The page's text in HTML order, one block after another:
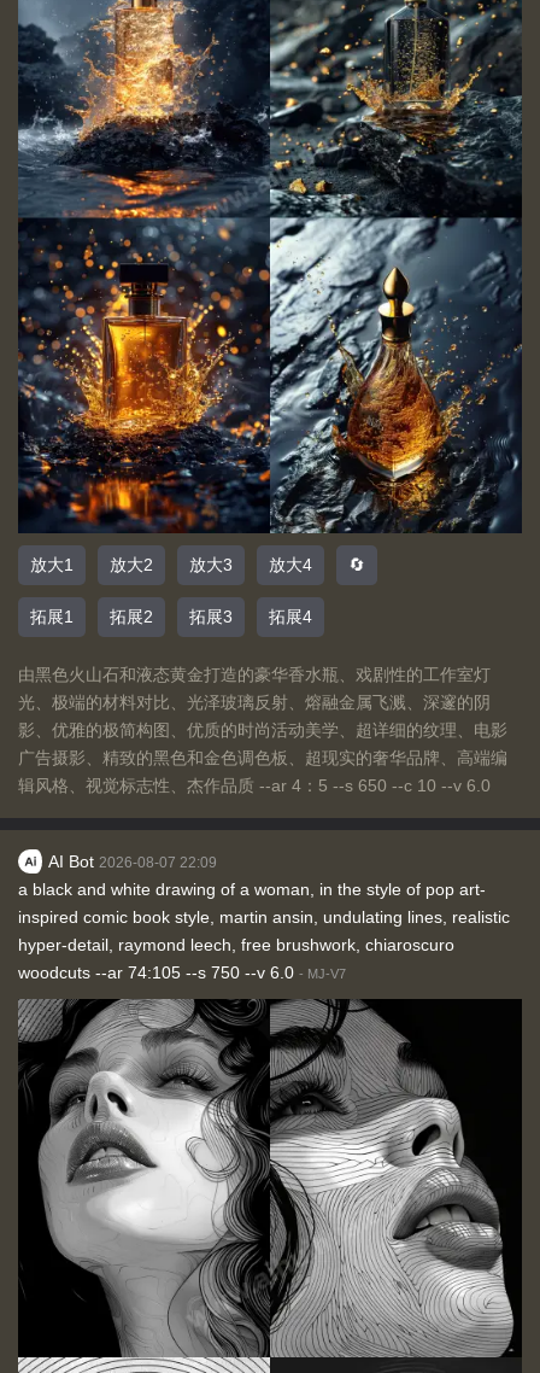
放大1 放大2 放大3 放大4 🔄
拓展1 拓展2 拓展3 拓展4
由黑色火山石和液态黄金打造的豪华香水瓶、戏剧性的工作室灯
光、极端的材料对比、光泽玻璃反射、熔融金属飞溅、深邃的阴
影、优雅的极简构图、优质的时尚活动美学、超详细的纹理、电影
广告摄影、精致的黑色和金色调色板、超现实的奢华品牌、高端编
辑风格、视觉标志性、杰作品质 --ar 4：5 --s 650 --c 10 --v 6.0
AI Bot 2026-08-07 22:09
a black and white drawing of a woman, in the style of pop art-
inspired comic book style, martin ansin, undulating lines, realistic
hyper-detail, raymond leech, free brushwork, chiaroscuro
woodcuts --ar 74:105 --s 750 --v 6.0 - MJ-V7